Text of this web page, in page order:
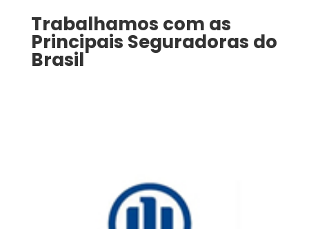
Trabalhamos com as
Principais Seguradoras do
Brasil